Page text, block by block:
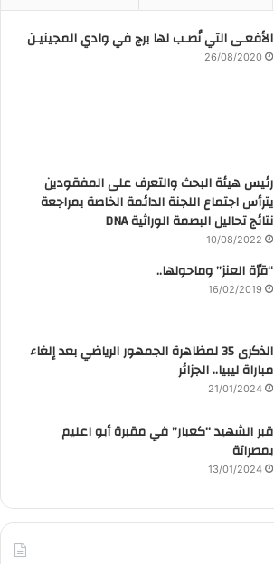
الأفعـى التي نُصـب لها برج في وادي المجينيـن
26/08/2020
رئيس هيئة البحث والتعرف على المفقودين
يترأس اجتماع اللجنة الدائمة الخاصة بمراجعة
نتائج تحاليل البصمة الوراثية DNA
10/08/2022
“قرّة العنز” وماحولها..
16/02/2019
الذكرى 35 لمظاهرة الجمهور الرياضي بعد إلغاء
مباراة ليبيا.. الجزائر
21/01/2024
قبر الشهيد “كعبار” في مقبرة أبو اعليم
بمصراتة
13/01/2024